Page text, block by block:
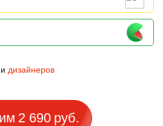
и дизайнеров
2 690 руб.